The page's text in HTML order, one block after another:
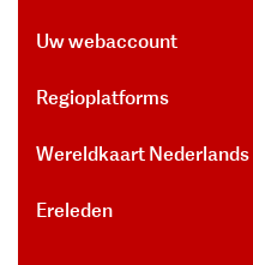
Uw webaccount
Regioplatforms
Wereldkaart Nederlands
Ereleden